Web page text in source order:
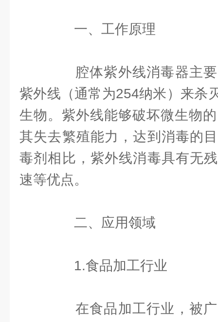
一、工作原理
腔体紫外线消毒器主要
紫外线（通常为254纳米）来杀
生物。紫外线能够破坏微生物
其失去繁殖能力，达到消毒的
毒剂相比，紫外线消毒具有无
速等优点。
二、应用领域
1.食品加工行业
在食品加工行业，被广